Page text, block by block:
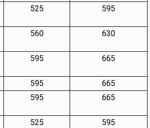
525 595
560 630
595 665
595
665
595 665
525 595